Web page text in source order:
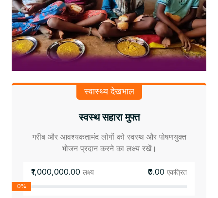
स्वास्थ्य देखभाल
स्वस्थ सहारा मुफ्त
गरीब और आवश्यकतामंद लोगों को स्वस्थ और पोषणयुक्त
भोजन प्रदान करने का लक्ष्य रखें।
₹1,000,000.00 लक्ष्य ₹0.00 एकत्रित
0%